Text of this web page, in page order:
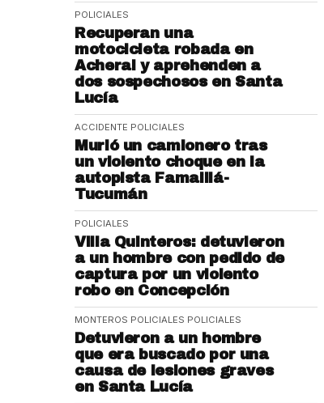
POLICIALES
Recuperan una
motocicleta robada en
Acheral y aprehenden a
dos sospechosos en Santa
Lucía
ACCIDENTE POLICIALES
Murió un camionero tras
un violento choque en la
autopista Famaillá-
Tucumán
POLICIALES
Villa Quinteros: detuvieron
a un hombre con pedido de
captura por un violento
robo en Concepción
MONTEROS POLICIALES POLICIALES
Detuvieron a un hombre
que era buscado por una
causa de lesiones graves
en Santa Lucía